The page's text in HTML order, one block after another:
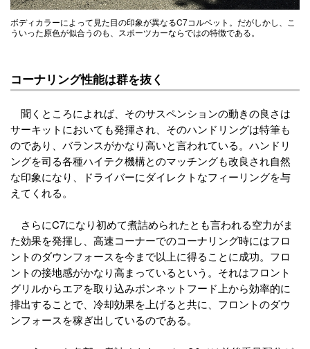
ボディカラーによって見た目の印象が異なるC7コルベット。だがしかし、こ
ういった原色が似合うのも、スポーツカーならではの特徴である。
コーナリング性能は群を抜く
聞くところによれば、そのサスペンションの動きの良さは
サーキットにおいても発揮され、そのハンドリングは特筆も
のであり、バランスがかなり高いと言われている。ハンドリ
ングを司る各種ハイテク機構とのマッチングも改良され自然
な印象になり、ドライバーにダイレクトなフィーリングを与
えてくれる。
さらにC7になり初めて煮詰められたとも言われる空力がま
た効果を発揮し、高速コーナーでのコーナリング時にはフロ
ントのダウンフォースを今まで以上に得ることに成功。フロ
ントの接地感がかなり高まっているという。それはフロント
グリルからエアを取り込みボンネットフード上から効率的に
排出することで、冷却効果を上げると共に、フロントのダウ
ンフォースを稼ぎ出しているのである。